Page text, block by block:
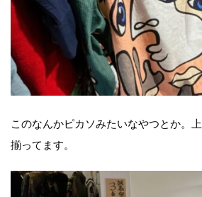
このなんかピカソみたいなやつとか。
揃ってます。